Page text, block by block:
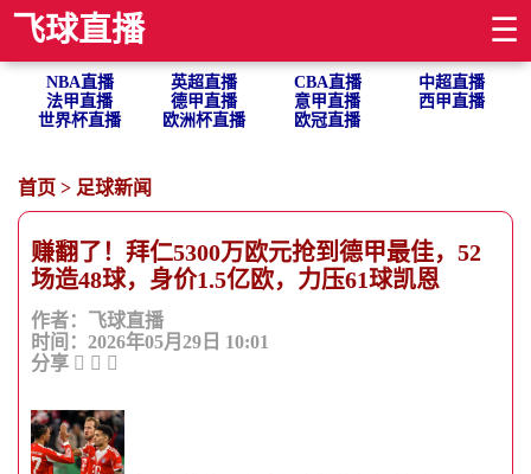
飞球直播 ☰
NBA直播 英超直播 CBA直播
中超直播
法甲直播
德甲直播 意甲直播
西甲直播
世界杯直播
欧洲杯直播 欧冠直播
首页 > 足球新闻
赚翻了！拜仁5300万欧元抢到德甲最佳，52
场造48球，身价1.5亿欧，力压61球凯恩
作者：飞球直播
时间：2026年05月29日 10:01
分享